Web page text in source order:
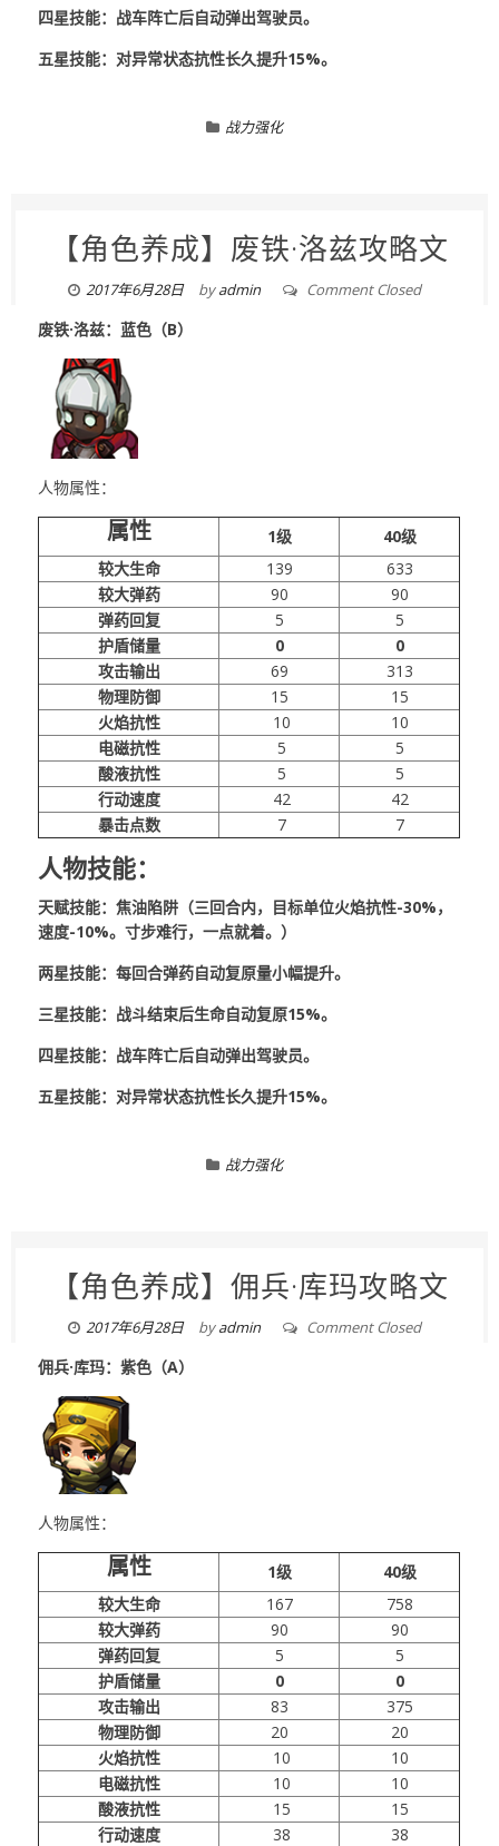
四星技能：战车阵亡后自动弹出驾驶员。
五星技能：对异常状态抗性长久提升15%。
战力强化
【角色养成】废铁·洛兹攻略文
2017年6月28日 byadmin Comment Closed
废铁·洛兹：蓝色（B）
人物属性：
属性 1级
40级
较大生命
139
633
较大弹药
90
90
弹药回复
5
5
护盾储量
0
0
攻击输出
69
313
物理防御
15
15
火焰抗性
10
10
电磁抗性
5
5
酸液抗性
5
5
行动速度
42
42
暴击点数
7 7
人物技能：
天赋技能：焦油陷阱（三回合内，目标单位火焰抗性-30%，
速度-10%。寸步难行，一点就着。）
两星技能：每回合弹药自动复原量小幅提升。
三星技能：战斗结束后生命自动复原15%。
四星技能：战车阵亡后自动弹出驾驶员。
五星技能：对异常状态抗性长久提升15%。
战力强化
【角色养成】佣兵·库玛攻略文
2017年6月28日 byadmin Comment Closed
佣兵·库玛：紫色（A）
人物属性：
属性 1级
40级
较大生命
167
758
较大弹药
90
90
弹药回复
5
5
护盾储量
0
0
攻击输出
83
375
物理防御
20
20
火焰抗性
10
10
电磁抗性
10
10
酸液抗性
15
15
行动速度
38
38